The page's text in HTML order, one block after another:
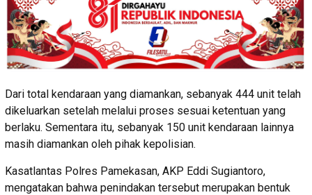
Dari total kendaraan yang diamankan, sebanyak 444 unit telah
dikeluarkan setelah melalui proses sesuai ketentuan yang
berlaku. Sementara itu, sebanyak 150 unit kendaraan lainnya
masih diamankan oleh pihak kepolisian.
Kasatlantas Polres Pamekasan, AKP Eddi Sugiantoro,
mengatakan bahwa penindakan tersebut merupakan bentuk